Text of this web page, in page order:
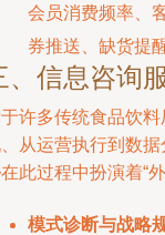
会员消费频率、
券推送、缺货提
、信息咨询
许多传统食品饮
从运营执行到数
在此过程中扮演着“
模式诊断与战略